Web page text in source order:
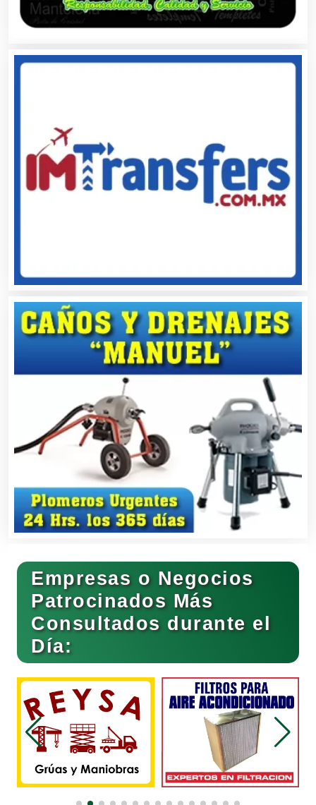
Automatización
Automóviles Nuevos y Usados
Avaluos
Balnearios
Bancos
Banquetes
Bares y Cantinas
Basculas
Bebidas
Belleza
Bordados y Estampados
Boutiques
Empresas o Negocios
Patrocinados Más
Consultados durante el
Día: